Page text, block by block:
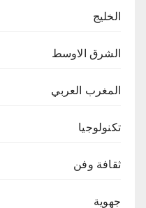
الخليج
الشرق الاوسط
المغرب العربي
تكنولوجيا
ثقافة وفن
جهوية